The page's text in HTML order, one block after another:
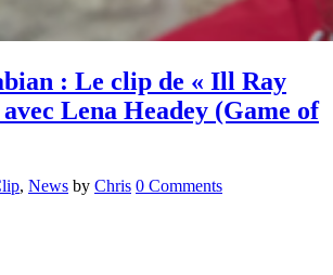
: Le clip de « Ill Ray
Lena Headey (Game of
, News by Chris 0 Comments